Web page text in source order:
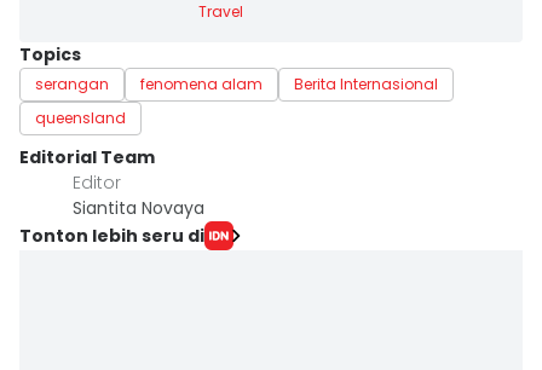
Travel
Topics
serangan fenomena alam
Berita Internasional
queensland
Editorial Team
Editor
Siantita Novaya
Tonton lebih seru di